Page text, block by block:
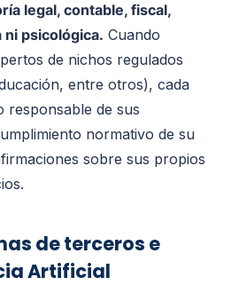
legal, contable, fiscal,
ni psicológica. Cuando
de nichos regulados
entre otros), cada
responsable de sus
normativo de su
sobre sus propios
de terceros e
Artificial